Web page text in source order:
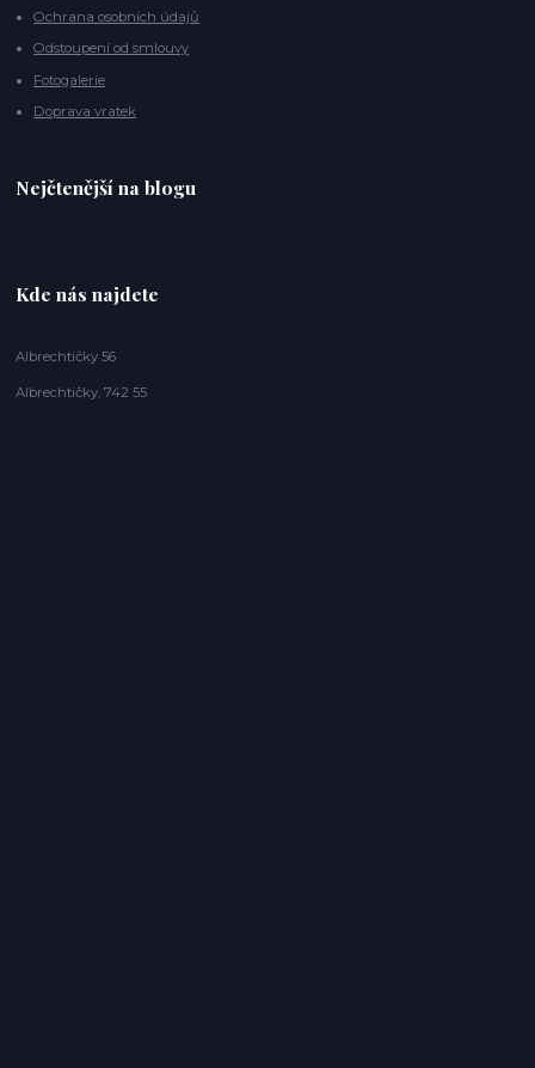
Ochrana osobních údajů
Odstoupení od smlouvy
Fotogalerie
Doprava vratek
Nejčtenější na blogu
Kde nás najdete
Albrechtičky 56
Albrechtičky, 742 55